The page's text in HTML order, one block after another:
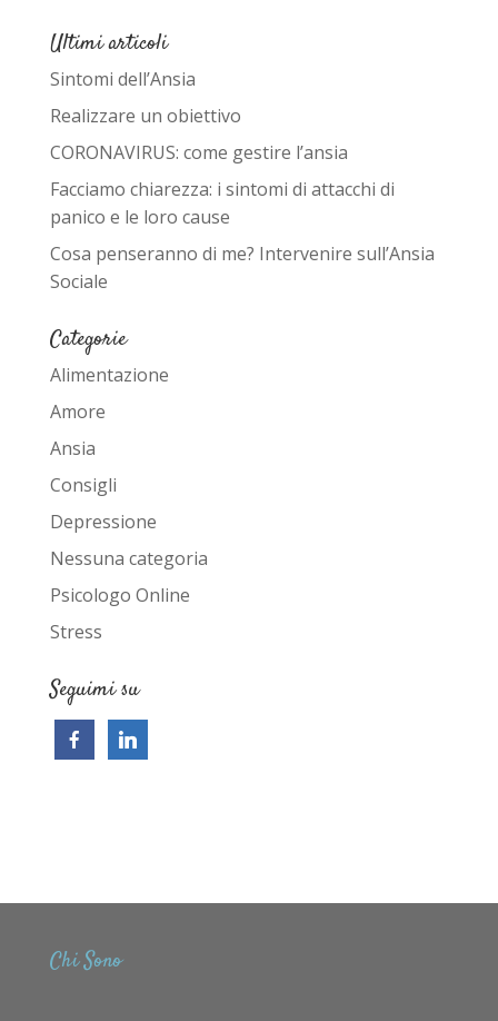
Ultimi articoli
Sintomi dell’Ansia
Realizzare un obiettivo
CORONAVIRUS: come gestire l’ansia
Facciamo chiarezza: i sintomi di attacchi di
panico e le loro cause
Cosa penseranno di me? Intervenire sull’Ansia
Sociale
Categorie
Alimentazione
Amore
Ansia
Consigli
Depressione
Nessuna categoria
Psicologo Online
Stress
Seguimi su
Chi Sono